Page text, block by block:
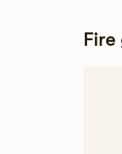
Fire